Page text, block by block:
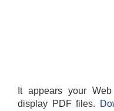
It appears your
display PDF files.